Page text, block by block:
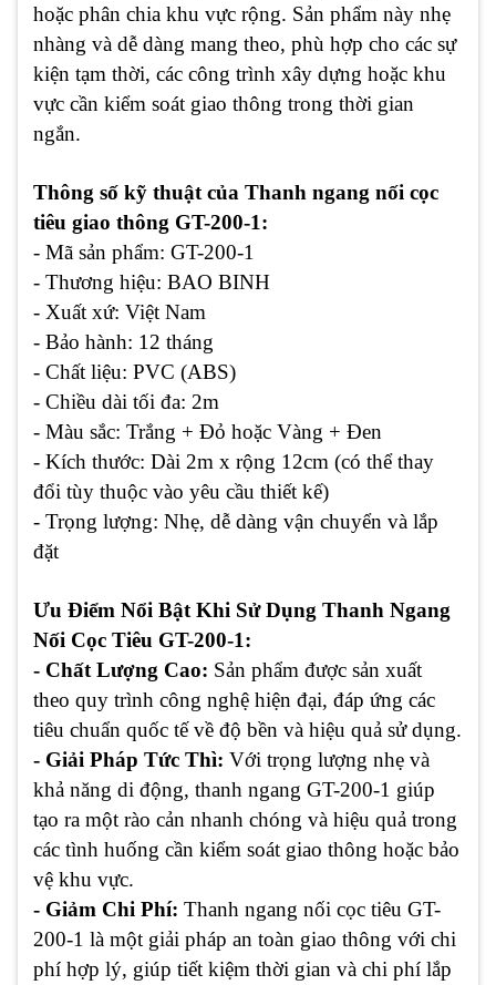
hoặc phân chia khu vực rộng. Sản phẩm này nhẹ
nhàng và dễ dàng mang theo, phù hợp cho các sự
kiện tạm thời, các công trình xây dựng hoặc khu
vực cần kiểm soát giao thông trong thời gian
ngắn.
Thông số kỹ thuật của Thanh ngang nối cọc
tiêu giao thông GT-200-1:
- Mã sản phẩm: GT-200-1
- Thương hiệu: BAO BINH
- Xuất xứ: Việt Nam
- Bảo hành: 12 tháng
- Chất liệu: PVC (ABS)
- Chiều dài tối đa: 2m
- Màu sắc: Trắng + Đỏ hoặc Vàng + Đen
- Kích thước: Dài 2m x rộng 12cm (có thể thay
đổi tùy thuộc vào yêu cầu thiết kế)
- Trọng lượng: Nhẹ, dễ dàng vận chuyển và lắp
đặt
Ưu Điểm Nổi Bật Khi Sử Dụng Thanh Ngang
Nối Cọc Tiêu GT-200-1:
- Chất Lượng Cao: Sản phẩm được sản xuất
theo quy trình công nghệ hiện đại, đáp ứng các
tiêu chuẩn quốc tế về độ bền và hiệu quả sử dụng.
- Giải Pháp Tức Thì: Với trọng lượng nhẹ và
khả năng di động, thanh ngang GT-200-1 giúp
tạo ra một rào cản nhanh chóng và hiệu quả trong
các tình huống cần kiểm soát giao thông hoặc bảo
vệ khu vực.
- Giảm Chi Phí: Thanh ngang nối cọc tiêu GT-
200-1 là một giải pháp an toàn giao thông với chi
phí hợp lý, giúp tiết kiệm thời gian và chi phí lắp